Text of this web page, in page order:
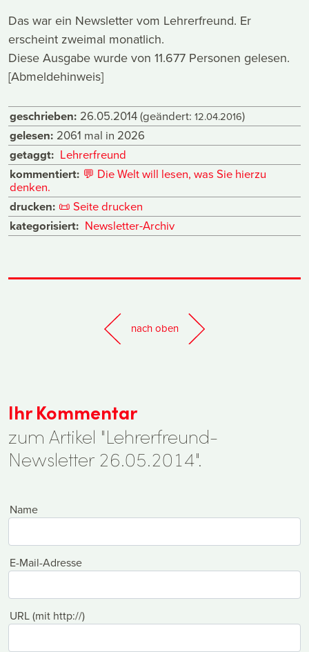
Das war ein Newsletter vom Lehrerfreund. Er
erscheint zweimal monatlich.
Diese Ausgabe wurde von 11.677 Personen gelesen.
[Abmeldehinweis]
geschrieben: 26.05.2014(geändert: 12.04.2016)
gelesen: 2061 mal in 2026
getaggt: Lehrerfreund
kommentiert: 💬 Die Welt will lesen, was Sie hierzu
denken.
drucken: 📜 Seite drucken
kategorisiert: Newsletter-Archiv
nach oben
Ihr Kommentar
zum Artikel "Lehrerfreund-
Newsletter 26.05.2014".
Name
E-Mail-Adresse
URL (mit http://)